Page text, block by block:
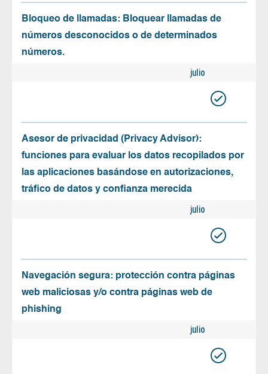
Bloqueo de llamadas: Bloquear llamadas de
números desconocidos o de determinados
números.
julio
Asesor de privacidad (Privacy Advisor):
funciones para evaluar los datos recopilados por
las aplicaciones basándose en autorizaciones,
tráfico de datos y confianza merecida
julio
Navegación segura: protección contra páginas
web maliciosas y/o contra páginas web de
phishing
julio